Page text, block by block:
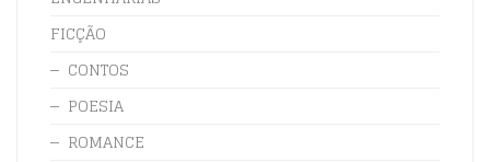
FICÇÃO
CONTOS
POESIA
ROMANCE